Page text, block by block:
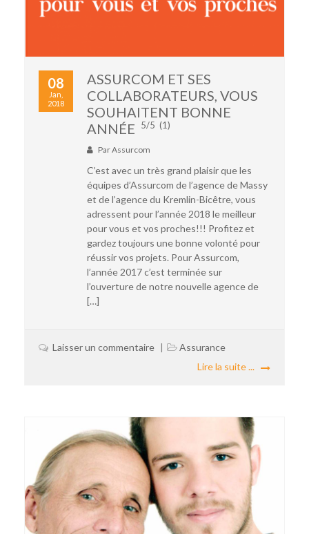
08
Jan,
2018
ASSURCOM ET SES
COLLABORATEURS, VOUS
SOUHAITENT BONNE
ANNÉE
5/5 (1)
ParAssurcom
C’est avec un très grand plaisir que les
équipes d’Assurcom de l’agence de Massy
et de l’agence du Kremlin-Bicêtre, vous
adressent pour l’année 2018 le meilleur
pour vous et vos proches!!! Profitez et
gardez toujours une bonne volonté pour
réussir vos projets. Pour Assurcom,
l’année 2017 c’est terminée sur
l’ouverture de notre nouvelle agence de
[…]
Laisser un commentaire
Assurance
Lire la suite ...